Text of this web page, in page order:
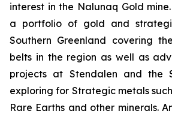
interest in the Nalunaq Gold
a portfolio of gold and
Southern Greenland covering
belts in the region as well as
projects at Stendalen and the
exploring for Strategic metals
Rare Earths and other minerals.